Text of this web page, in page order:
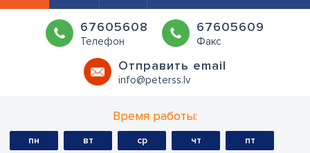
67605608
Телефон
67605609
Факс
Oтправить email
info@peterss.lv
Время работы:
пн вт ср чт пт